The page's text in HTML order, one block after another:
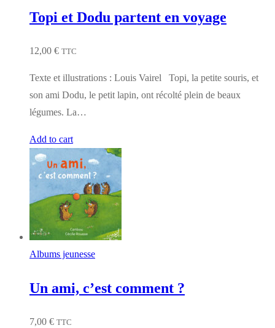
Topi et Dodu partent en voyage
12,00 € TTC
Texte et illustrations : Louis Vairel Topi, la petite souris, et
son ami Dodu, le petit lapin, ont récolté plein de beaux
légumes. La…
Add to cart
Albums jeunesse
Un ami, c’est comment ?
7,00 € TTC